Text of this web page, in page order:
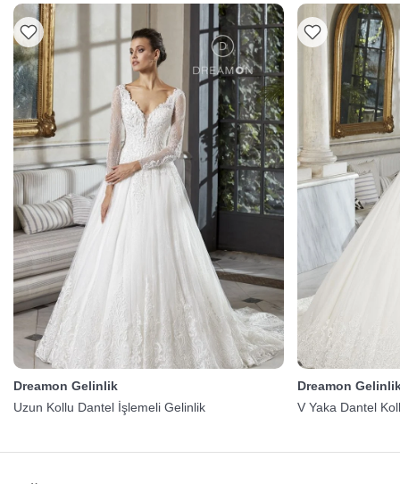
Dreamon Gelinlik
Uzun Kollu Dantel İşlemeli Gelinlik
Dreamon
V Yaka Dantel